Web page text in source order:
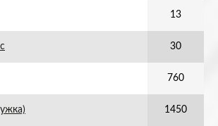
13
30
760
1450